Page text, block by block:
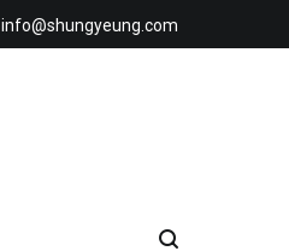
info@shungyeung.com